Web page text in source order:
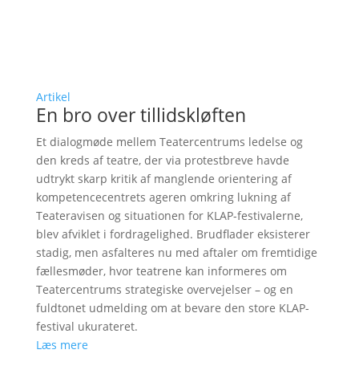
Artikel
En bro over tillidskløften
Et dialogmøde mellem Teatercentrums ledelse og
den kreds af teatre, der via protestbreve havde
udtrykt skarp kritik af manglende orientering af
kompetencecentrets ageren omkring lukning af
Teateravisen og situationen for KLAP-festivalerne,
blev afviklet i fordragelighed. Brudflader eksisterer
stadig, men asfalteres nu med aftaler om fremtidige
fællesmøder, hvor teatrene kan informeres om
Teatercentrums strategiske overvejelser – og en
fuldtonet udmelding om at bevare den store KLAP-
festival ukurateret.
Læs mere